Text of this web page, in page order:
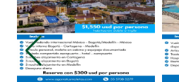
Cámaras de Comercio
Camiones para Fletes